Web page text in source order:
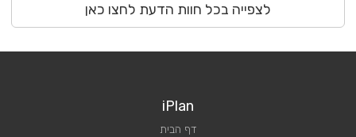
לצפייה בכל חוות הדעת לחצו כאן
iPlan
דף הבית